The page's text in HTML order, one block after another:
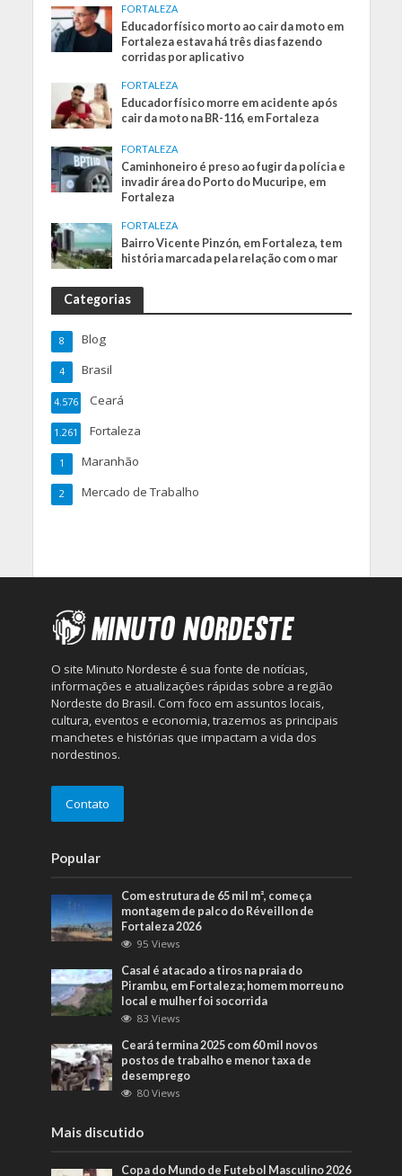
FORTALEZA
Educador físico morto ao cair da moto em
Fortaleza estava há três dias fazendo
corridas por aplicativo
FORTALEZA
Educador físico morre em acidente após
cair da moto na BR-116, em Fortaleza
FORTALEZA
Caminhoneiro é preso ao fugir da polícia e
invadir área do Porto do Mucuripe, em
Fortaleza
FORTALEZA
Bairro Vicente Pinzón, em Fortaleza, tem
história marcada pela relação com o mar
Categorias
Blog
8
Brasil
4
Ceará
4.576
Fortaleza
1.261
Maranhão
1
Mercado de Trabalho
2
O site Minuto Nordeste é sua fonte de notícias,
informações e atualizações rápidas sobre a região
Nordeste do Brasil. Com foco em assuntos locais,
cultura, eventos e economia, trazemos as principais
manchetes e histórias que impactam a vida dos
nordestinos.
Contato
Popular
Com estrutura de 65 mil m², começa
montagem de palco do Réveillon de
Fortaleza 2026
95 Views
Casal é atacado a tiros na praia do
Pirambu, em Fortaleza; homem morreu no
local e mulher foi socorrida
83 Views
Ceará termina 2025 com 60 mil novos
postos de trabalho e menor taxa de
desemprego
80 Views
Mais discutido
Copa do Mundo de Futebol Masculino 2026